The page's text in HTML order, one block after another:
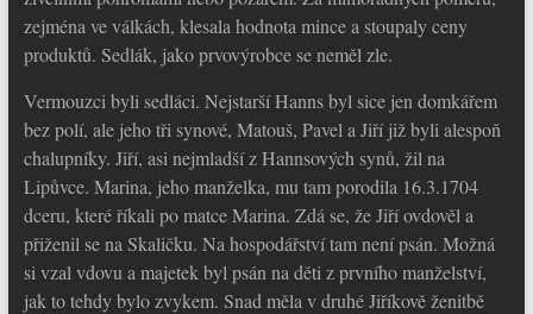
zejména ve válkách, klesala hodnota mince a stoupaly ceny
produktů. Sedlák, jako prvovýrobce se neměl zle.
Vermouzci byli sedláci. Nejstarší Hanns byl sice jen domkářem
bez polí, ale jeho tři synové, Matouš, Pavel a Jiří již byli alespoň
chalupníky. Jiří, asi nejmladší z Hannsových synů, žil na
Lipůvce. Marina, jeho manželka, mu tam porodila 16.3.1704
dceru, které říkali po matce Marina. Zdá se, že Jiří ovdověl a
přiženil se na Skaličku. Na hospodářství tam není psán. Možná
si vzal vdovu a majetek byl psán na děti z prvního manželství,
jak to tehdy bylo zvykem. Snad měla v druhé Jiříkově ženitbě